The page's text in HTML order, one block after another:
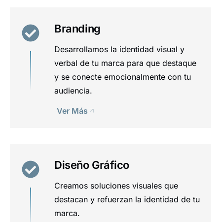
Branding
Desarrollamos la identidad visual y
verbal de tu marca para que destaque
y se conecte emocionalmente con tu
audiencia.
Ver Más
Diseño Gráfico
Creamos soluciones visuales que
destacan y refuerzan la identidad de tu
marca.